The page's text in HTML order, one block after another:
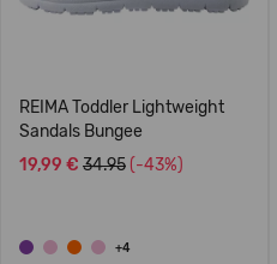
REIMA Toddler Lightweight
Sandals Bungee
19,99 € 34.95 (-43%)
+4